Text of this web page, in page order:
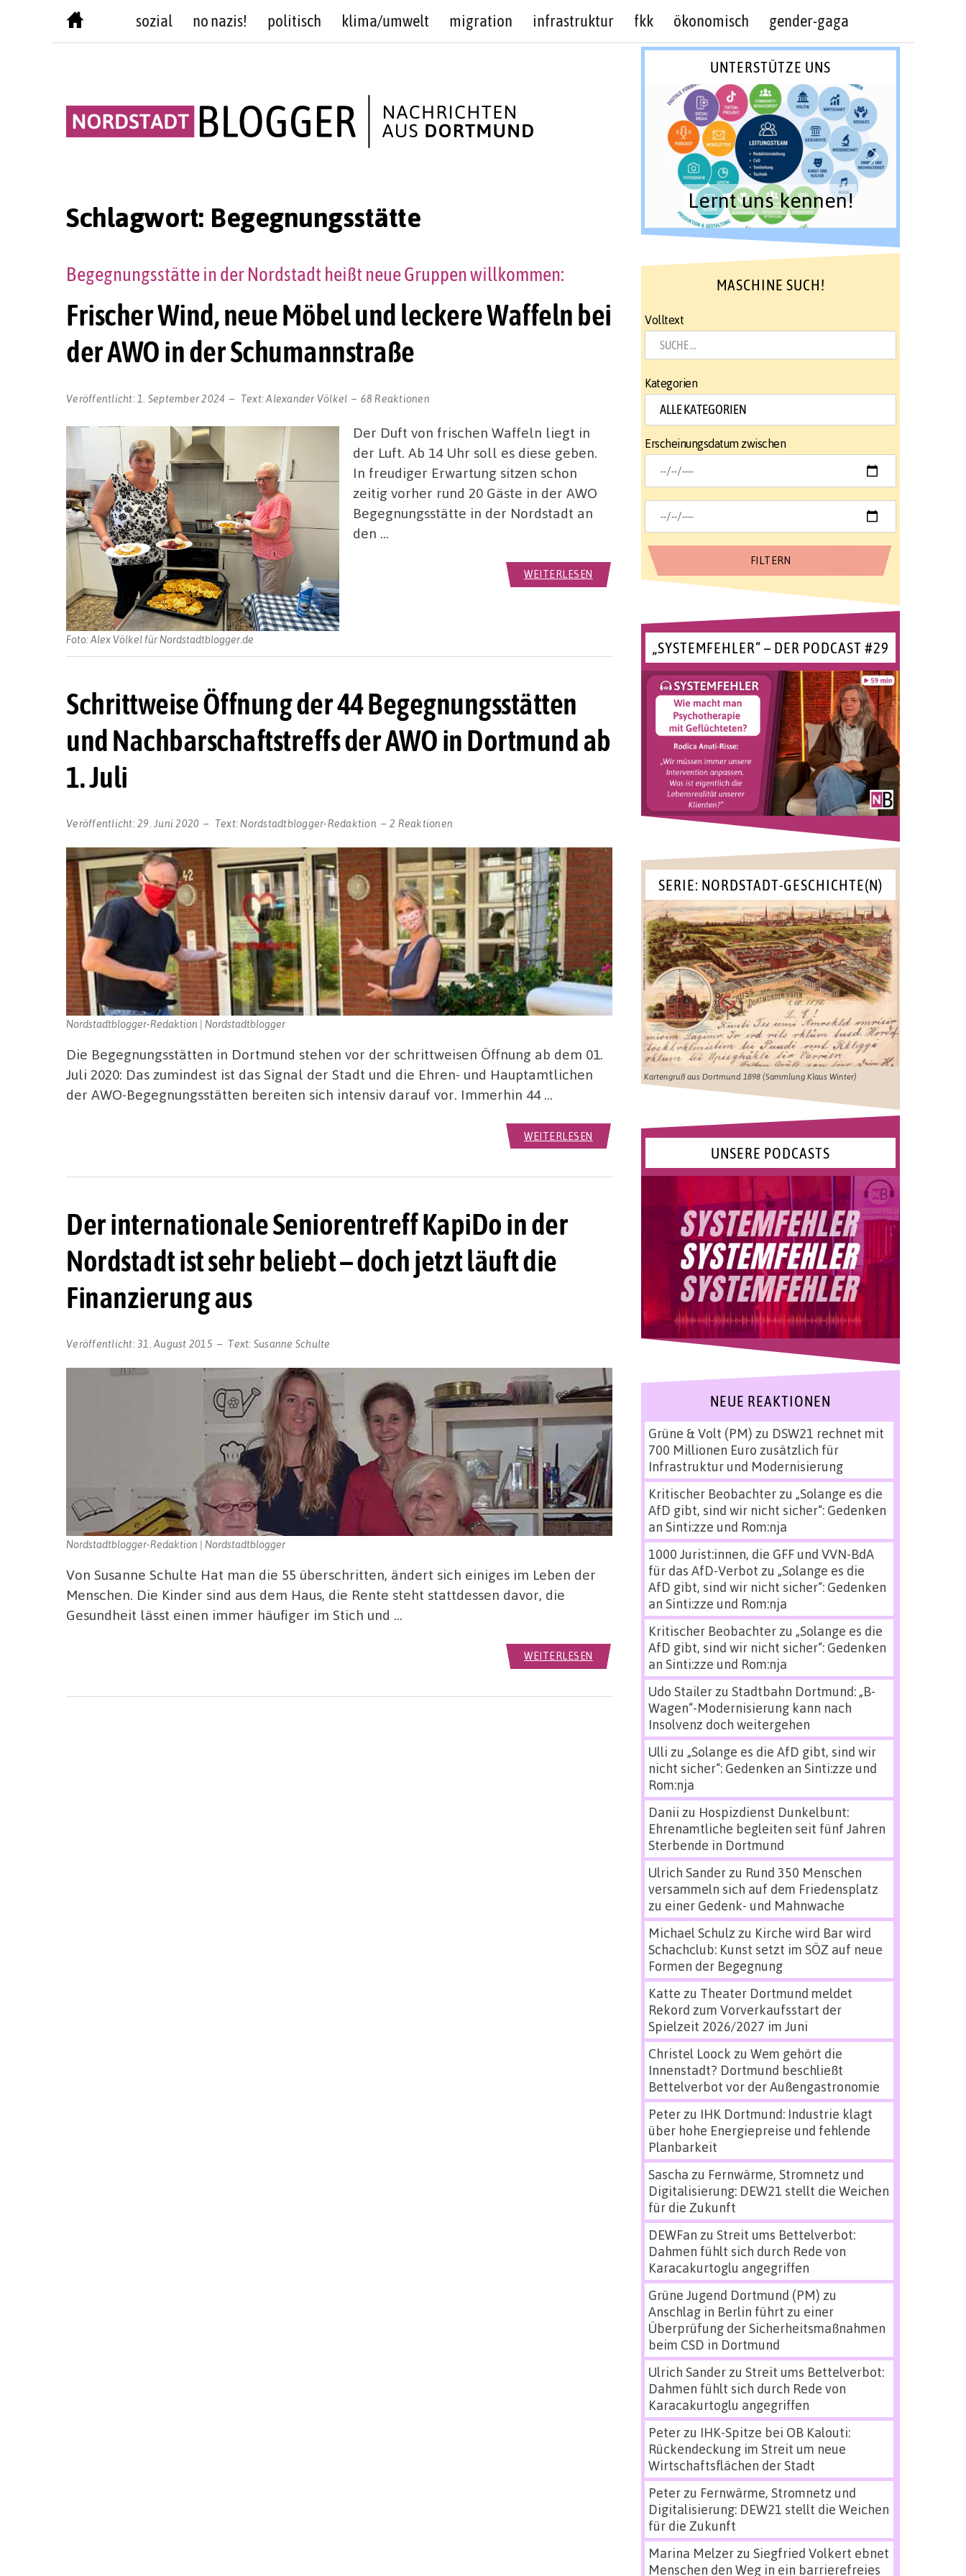
sozial no nazis! politisch klima/umwelt migration infrastruktur fkk ökonomisch gender-gaga
Schlagwort: Begegnungsstätte
Frischer Wind, neue Möbel und leckere Waffeln bei
der AWO in der Schumannstraße
Begegnungsstätte in der Nordstadt heißt neue Gruppen willkommen:
Veröffentlicht: 1. September 2024 Text:Alexander Völkel 68 Reaktionen
Foto: Alex Völkel für Nordstadtblogger.de
Der Duft von frischen Waffeln liegt in
der Luft. Ab 14 Uhr soll es diese geben.
In freudiger Erwartung sitzen schon
zeitig vorher rund 20 Gäste in der AWO
Begegnungsstätte in der Nordstadt an
den …
WEITERLESEN
Schrittweise Öffnung der 44 Begegnungsstätten
und Nachbarschaftstreffs der AWO in Dortmund ab
1. Juli
Veröffentlicht:29. Juni 2020 Text: Nordstadtblogger-Redaktion 2 Reaktionen
Nordstadtblogger-Redaktion | Nordstadtblogger
Die Begegnungsstätten in Dortmund stehen vor der schrittweisen Öffnung ab dem 01.
Juli 2020: Das zumindest ist das Signal der Stadt und die Ehren- und Hauptamtlichen
der AWO-Begegnungsstätten bereiten sich intensiv darauf vor. Immerhin 44 …
WEITERLESEN
Der internationale Seniorentreff KapiDo in der
Nordstadt ist sehr beliebt – doch jetzt läuft die
Finanzierung aus
Veröffentlicht:31. August 2015 Text: Susanne Schulte
Nordstadtblogger-Redaktion | Nordstadtblogger
Von Susanne Schulte Hat man die 55 überschritten, ändert sich einiges im Leben der
Menschen. Die Kinder sind aus dem Haus, die Rente steht stattdessen davor, die
Gesundheit lässt einen immer häufiger im Stich und …
WEITERLESEN
UNTERSTÜTZE UNS
Lernt uns kennen!
MASCHINE SUCH!
Volltext
Kategorien
Erscheinungsdatum zwischen
„SYSTEMFEHLER“ – DER PODCAST #29
SERIE: NORDSTADT-GESCHICHTE(N)
Kartengruß aus Dortmund 1898 (Sammlung Klaus Winter)
UNSERE PODCASTS
NEUE REAKTIONEN
Grüne & Volt (PM) zu DSW21 rechnet mit
700 Millionen Euro zusätzlich für
Infrastruktur und Modernisierung
Kritischer Beobachterzu „Solange es die
AfD gibt, sind wir nicht sicher“: Gedenken
an Sinti:zze und Rom:nja
1000 Jurist:innen, die GFF und VVN-BdA
für das AfD-Verbot zu „Solange es die
AfD gibt, sind wir nicht sicher“: Gedenken
an Sinti:zze und Rom:nja
Kritischer Beobachterzu „Solange es die
AfD gibt, sind wir nicht sicher“: Gedenken
an Sinti:zze und Rom:nja
Udo Stailerzu Stadtbahn Dortmund: „B-
Wagen“-Modernisierung kann nach
Insolvenz doch weitergehen
Ulli zu „Solange es die AfD gibt, sind wir
nicht sicher“: Gedenken an Sinti:zze und
Rom:nja
Danii zu Hospizdienst Dunkelbunt:
Ehrenamtliche begleiten seit fünf Jahren
Sterbende in Dortmund
Ulrich Sanderzu Rund 350 Menschen
versammeln sich auf dem Friedensplatz
zu einer Gedenk- und Mahnwache
Michael Schulz zu Kirche wird Bar wird
Schachclub: Kunst setzt im SÖZ auf neue
Formen der Begegnung
Katte zu Theater Dortmund meldet
Rekord zum Vorverkaufsstart der
Spielzeit 2026/2027 im Juni
Christel Loock zu Wem gehört die
Innenstadt? Dortmund beschließt
Bettelverbot vor der Außengastronomie
Peterzu IHK Dortmund: Industrie klagt
über hohe Energiepreise und fehlende
Planbarkeit
Sascha zu Fernwärme, Stromnetz und
Digitalisierung: DEW21 stellt die Weichen
für die Zukunft
DEWFan zu Streit ums Bettelverbot:
Dahmen fühlt sich durch Rede von
Karacakurtoglu angegriffen
Grüne Jugend Dortmund (PM) zu
Anschlag in Berlin führt zu einer
Überprüfung der Sicherheitsmaßnahmen
beim CSD in Dortmund
Ulrich Sanderzu Streit ums Bettelverbot:
Dahmen fühlt sich durch Rede von
Karacakurtoglu angegriffen
Peterzu IHK-Spitze bei OB Kalouti:
Rückendeckung im Streit um neue
Wirtschaftsflächen der Stadt
Peterzu Fernwärme, Stromnetz und
Digitalisierung: DEW21 stellt die Weichen
für die Zukunft
Marina Melzerzu Siegfried Volkert ebnet
Menschen den Weg in ein barrierefreies